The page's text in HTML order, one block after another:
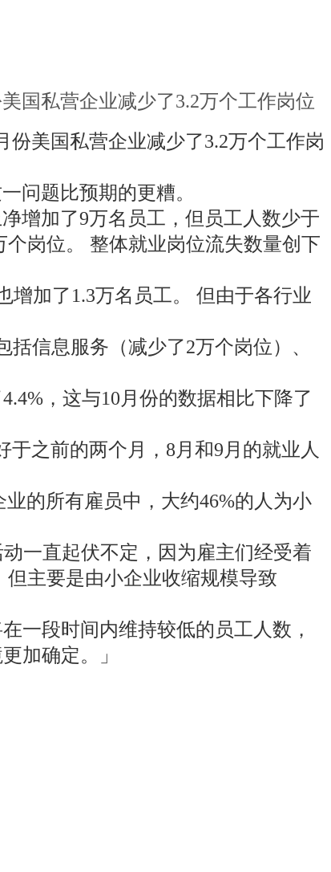
国私营企业减少了3.2万个工作岗位
份美国私营企业减少了3.2万个工作岗
问题比预期的更糟。
增加了9万名员工，但员工人数少于
岗位。 整体就业岗位流失数量创下
增加了1.3万名员工。 但由于各行业
信息服务（减少了2万个岗位）、
，这与10月份的数据相比下降了
之前的两个月，8月和9月的就业人
的所有雇员中，大约46%的人为小
一直起伏不定，因为雇主们经受着
主要是由小企业收缩规模导致
一段时间内维持较低的员工人数，
加确定。」